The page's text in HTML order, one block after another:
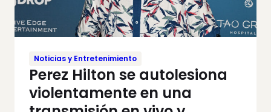
Noticias y Entretenimiento
Perez Hilton se autolesiona
violentamente en una